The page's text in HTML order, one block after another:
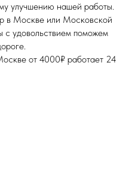
улучшению нашей работы.
в Москве или Московской
с удовольствием поможем
от 4000₽ работает 24